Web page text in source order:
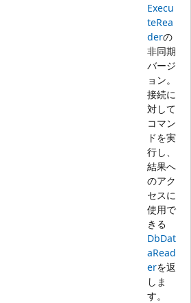
Execu
teRea
derの
非同期
バージ
ョン。
接続に
対して
コマン
ドを実
行し、
結果へ
のアク
セスに
使用で
きる
DbDat
aRead
erを返
しま
す。